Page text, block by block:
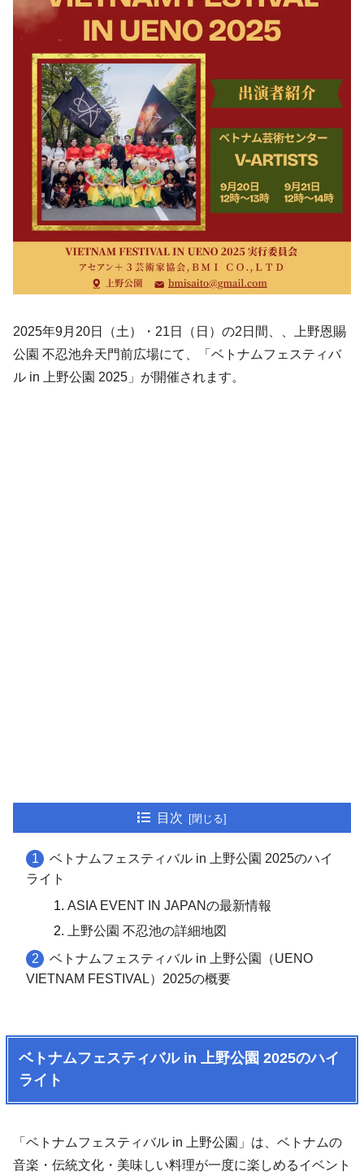
2025年9月20日（土）・21日（日）の2日間、、上野恩賜
公園 不忍池弁天門前広場にて、「ベトナムフェスティバ
ル in 上野公園 2025」が開催されます。
目次
ベトナムフェスティバル in 上野公園 2025のハイ
ライト
ASIA EVENT IN JAPANの最新情報
上野公園 不忍池の詳細地図
ベトナムフェスティバル in 上野公園（UENO
VIETNAM FESTIVAL）2025の概要
ベトナムフェスティバル in 上野公園 2025のハイ
ライト
「ベトナムフェスティバル in 上野公園」は、ベトナムの
音楽・伝統文化・美味しい料理が一度に楽しめるイベント